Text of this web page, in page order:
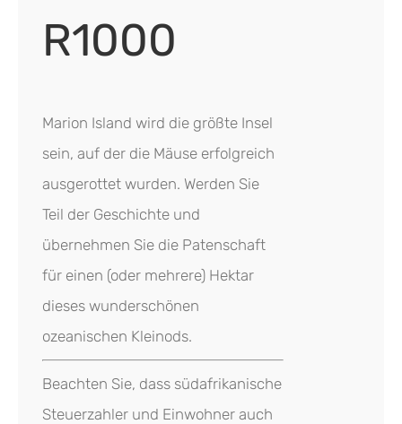
R1000
Marion Island wird die größte Insel
sein, auf der die Mäuse erfolgreich
ausgerottet wurden. Werden Sie
Teil der Geschichte und
übernehmen Sie die Patenschaft
für einen (oder mehrere) Hektar
dieses wunderschönen
ozeanischen Kleinods.
Beachten Sie, dass südafrikanische
Steuerzahler und Einwohner auch